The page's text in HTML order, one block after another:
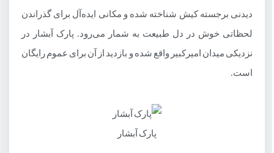
دیدنی برجسته کیش شناخته شده و مکانی ایده‌آل برای گذراندن
لحظاتی خوش در دل طبیعت به شمار می‌رود. پارک آبشار در
نزدیکی میدان امیرکبیر واقع شده و بازدید از آن برای عموم رایگان
است.
پارک آبشار